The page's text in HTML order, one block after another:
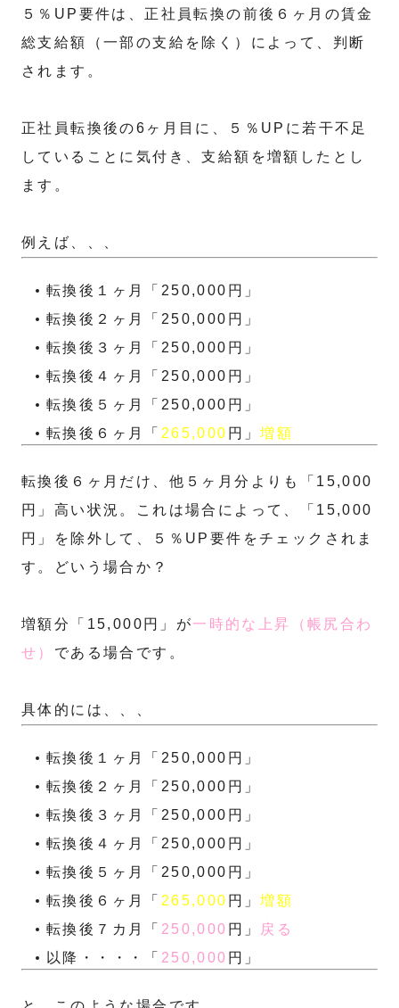
５％UP要件は、正社員転換の前後６ヶ月の賃金
総支給額（一部の支給を除く）によって、判断
されます。
正社員転換後の6ヶ月目に、５％UPに若干不足
していることに気付き、支給額を増額したとし
ます。
例えば、、、
転換後１ヶ月「250,000円」
転換後２ヶ月「250,000円」
転換後３ヶ月「250,000円」
転換後４ヶ月「250,000円」
転換後５ヶ月「250,000円」
転換後６ヶ月「 265,000 円」増額
転換後６ヶ月だけ、他５ヶ月分よりも「15,000
円」高い状況。これは場合によって、「15,000
円」を除外して、５％UP要件をチェックされま
す。どいう場合か？
増額分「15,000円」が一時的な上昇（帳尻合わ
せ） である場合です。
具体的には、、、
転換後１ヶ月「250,000円」
転換後２ヶ月「250,000円」
転換後３ヶ月「250,000円」
転換後４ヶ月「250,000円」
転換後５ヶ月「250,000円」
転換後６ヶ月「 265,000 円」増額
転換後７カ月「 250,000 円」 戻る
以降・・・・「 250,000 円」